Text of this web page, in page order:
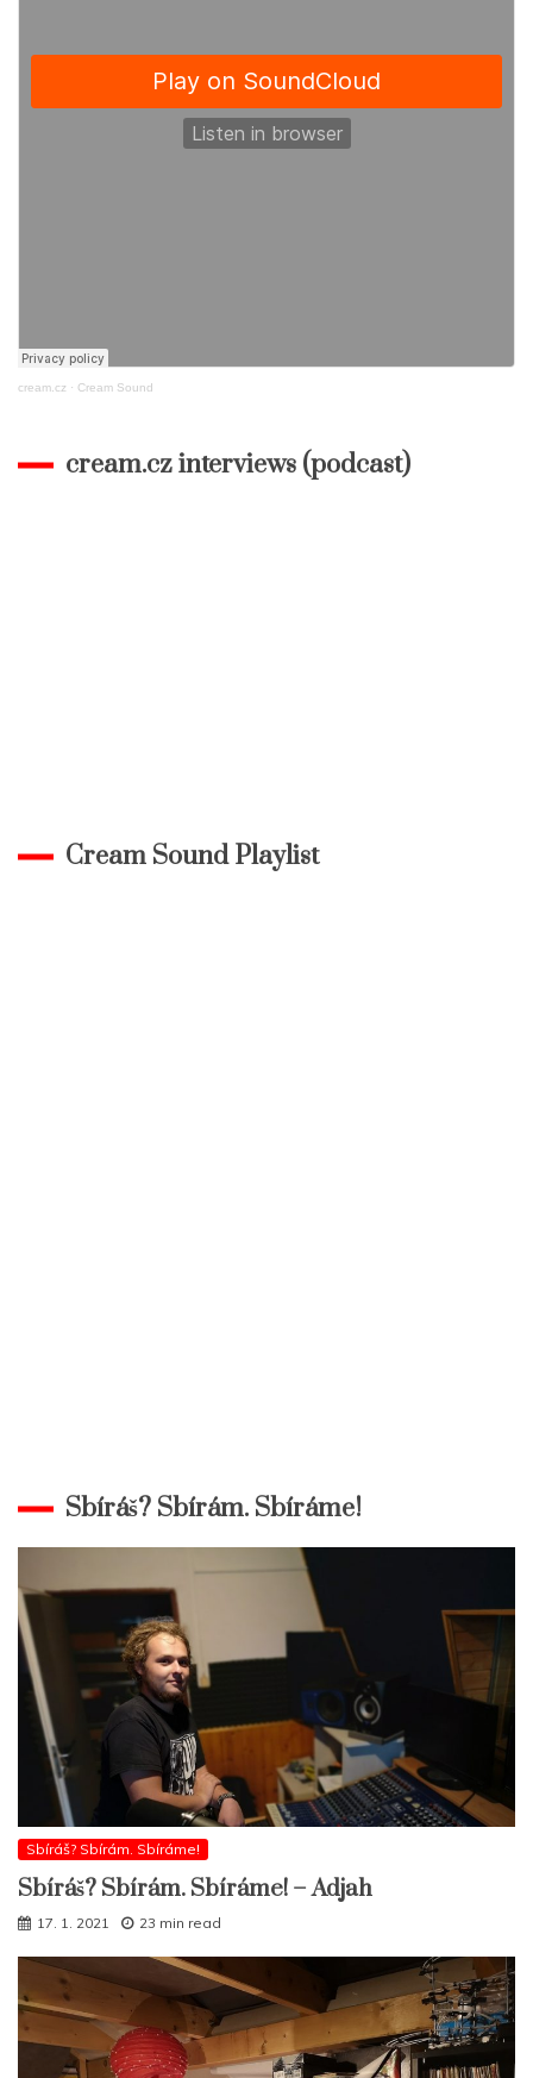
cream.cz · Cream Sound
cream.cz interviews (podcast)
Cream Sound Playlist
Sbíráš? Sbírám. Sbíráme!
Sbíráš? Sbírám. Sbíráme!
Sbíráš? Sbírám. Sbíráme! – Adjah
17. 1. 2021 23 min read